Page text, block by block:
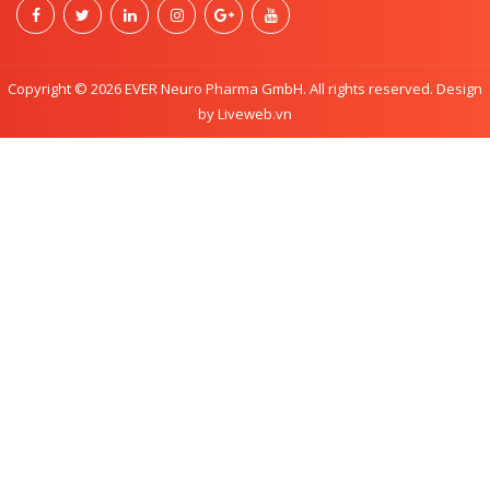
Copyright © 2026 EVER Neuro Pharma GmbH. All rights reserved. Design
by Liveweb.vn